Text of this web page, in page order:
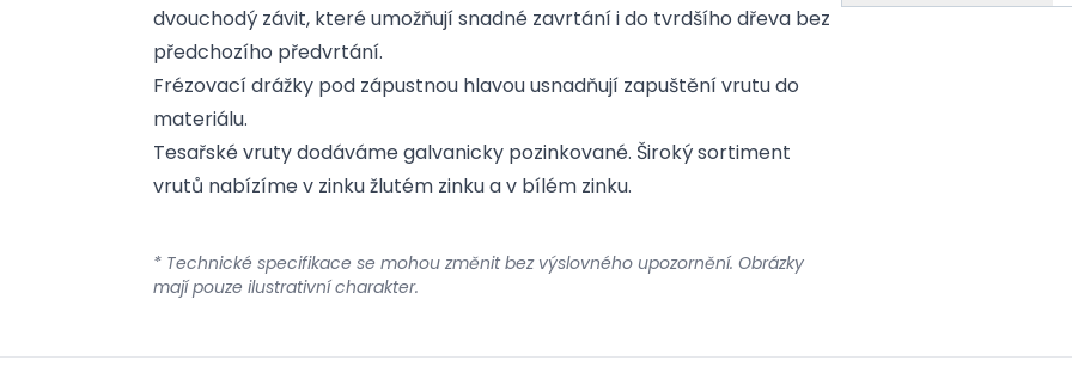
dvouchodý závit, které umožňují snadné zavrtání i do tvrdšího dřeva bez
předchozího předvrtání.
Frézovací drážky pod zápustnou hlavou usnadňují zapuštění vrutu do
materiálu.
Tesařské vruty dodáváme galvanicky pozinkované. Široký sortiment
vrutů nabízíme v zinku žlutém zinku a v bílém zinku.
* Technické specifikace se mohou změnit bez výslovného upozornění. Obrázky
mají pouze ilustrativní charakter.